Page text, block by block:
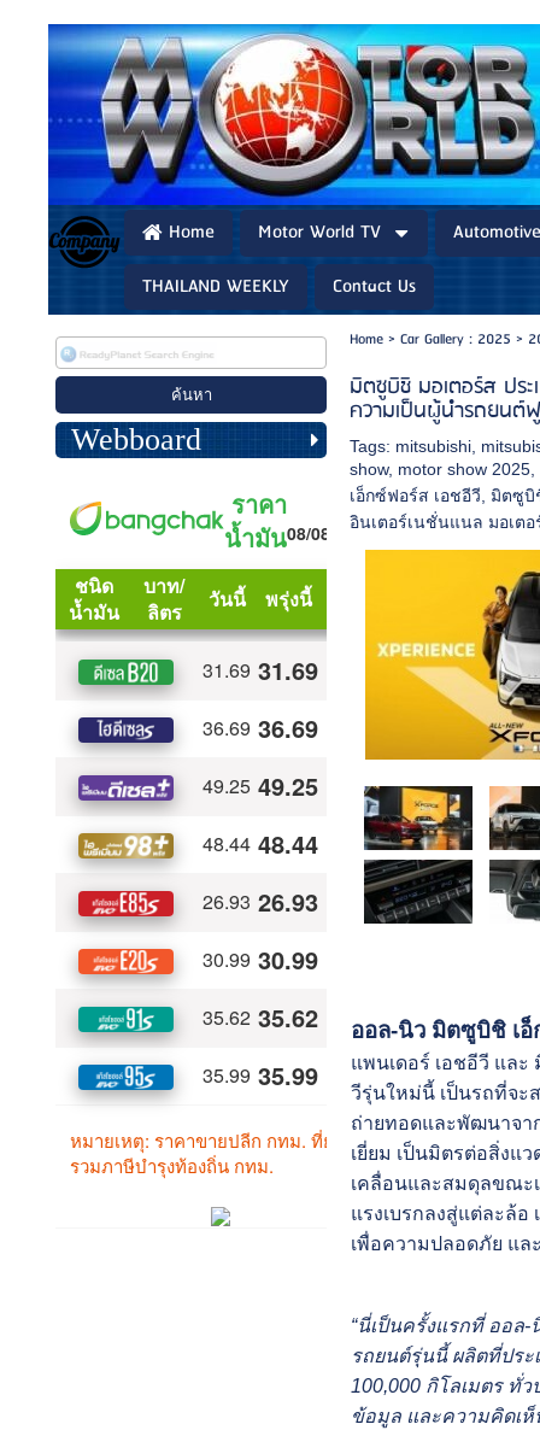
Home Motor World TV
THAILAND WEEKLY
Contact Us
Webboard
Home> Car Gallery : 2025 >
มิตซูบิชิ มอเตอร์ส ปร
ความเป็นผู้นำรถยนต์
Tags: mitsubishi
show, motor show 2025
เอ็กซ์ฟอร์ส เอชอีวี ,มิตซูบิ
อินเตอร์เนชั่นแนล มอเตอ
ออล-นิว มิตซูบิชิ เอ็
แพนเดอร์ เอชอีวี แล
วีรุ่นใหม่นี้ เป็นรถที่จะ
ถ่ายทอดและพัฒนาจา
เยี่ยม เป็นมิตรต่อสิ่งแ
เคลื่อนและสมดุลขณะ
แรงเบรกลงสู่แต่ละล้
เพื่อความปลอดภัย แล
“นี่เป็นครั้งแรกที่ ออล
รถยนต์รุ่นนี้ ผลิตที่ประ
100,000 กิโลเมตร ทั่
ข้อมูล และความคิดเห็